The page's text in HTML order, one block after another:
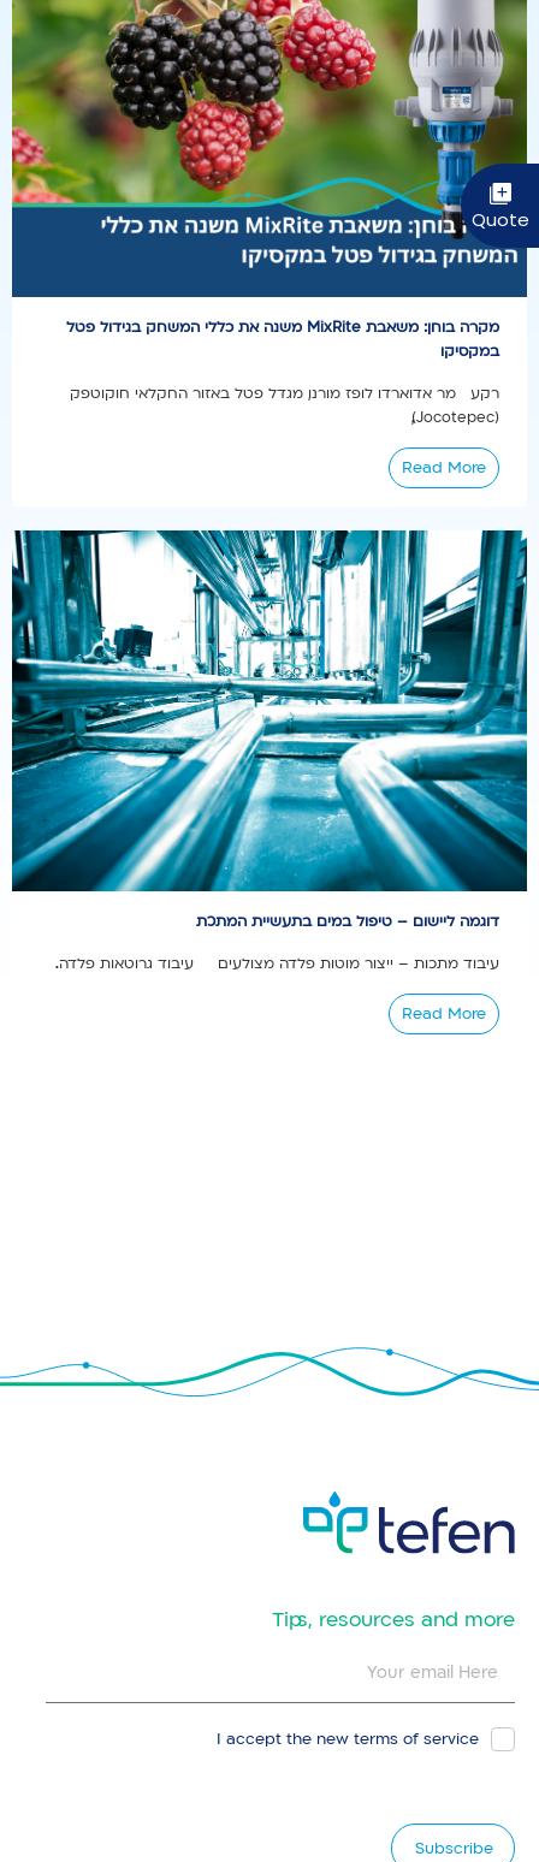
מקרה בוחן: משאבת MixRite משנה את כללי המשחק בגידול פטל
במקסיקו
רקע מר אדוארדו לופז מורנו, מגדל פטל באזור החקלאי חוקוטפק
(Jocotepec),...
Read More
דוגמה ליישום – טיפול במים בתעשיית המתכת
עיבוד מתכות – ייצור מוטות פלדה מצולעים עיבוד גרוטאות פלדה...
Read More
​Tips, resources and more
I accept the new terms of service